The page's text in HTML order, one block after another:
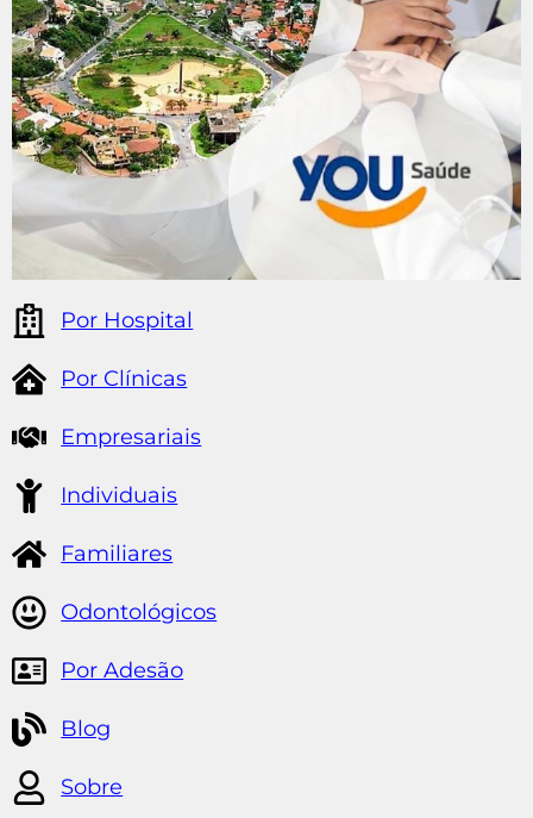
Por Hospital
Por Clínicas
Empresariais
Individuais
Familiares
Odontológicos
Por Adesão
Blog
Sobre